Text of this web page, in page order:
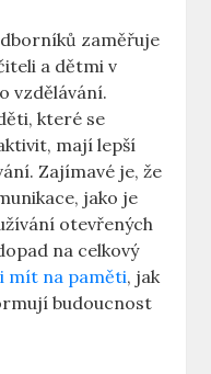
zaměřuje⁣
a dětmi v
vzdělávání.
které ⁣se
mají lepší
Zajímavé je, že
jako je
otevřených‍
na celkový
mít na paměti, jak
budoucnost⁤